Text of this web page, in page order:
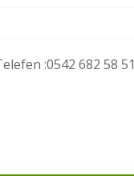
:0542 682 58 51